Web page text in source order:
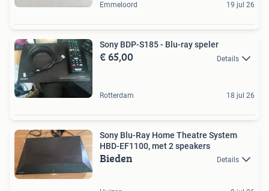
Emmeloord 19 jul 26
Sony BDP-S185 - Blu-ray speler
€ 65,00 Details
Rotterdam 18 jul 26
Sony Blu-Ray Home Theatre System
HBD-EF1100, met 2 speakers
Bieden Details